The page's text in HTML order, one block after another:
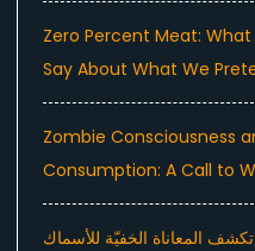
Zero Percent Meat:
Say About What We
Zombie Consciousness
Consumption: A Call to
المعاناة الخفيّة للأسماك